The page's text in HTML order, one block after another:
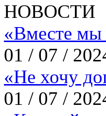
НОВОСТИ
«Вместе мы
01 / 07 /
«Не хочу
01 / 07 /